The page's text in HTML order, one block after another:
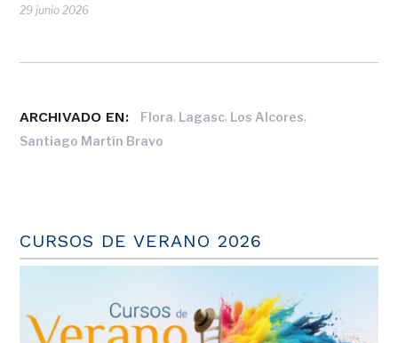
29 junio 2026
ARCHIVADO EN: Flora, Lagasc, Los Alcores,
Santiago Martín Bravo
CURSOS DE VERANO 2026